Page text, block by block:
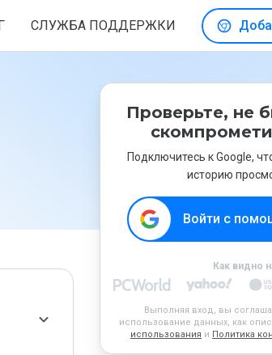
СЛУЖБА ПОДДЕРЖКИ
Проверьте, не
Подключитесь к Google,
историю
Войти с
Как видно
Выполняя вход, вы
использование данных, как
использования и Политика